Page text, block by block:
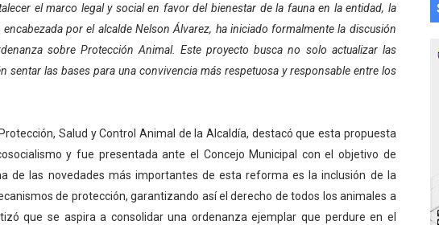
plan de bacheo en el sector La Montañita
con éxito el taller vacacional de origami
celebra la Semana Mundial de la Lactancia Materna
"Venezuela Ríe 2026" brinda recreación y cultura a niños del
reúne a diversos clubes deportivos de Zea en una enriquecedora
el autogobierno en Mérida con plan de actualización y atención
el marco legal y social en favor del bienestar de la fauna en la entidad, la
por el alcalde Nelson Álvarez, ha iniciado formalmente la discusión
sobre Protección Animal. Este proyecto busca no solo actualizar las
sentar las bases para una convivencia más respetuosa y responsable entre los
Salud y Control Animal de la Alcaldía, destacó que esta propuesta
y fue presentada ante el Concejo Municipal con el objetivo de
de las novedades más importantes de esta reforma es la inclusión de la
de protección, garantizando así el derecho de todos los animales a
que se aspira a consolidar una ordenanza ejemplar que perdure en el